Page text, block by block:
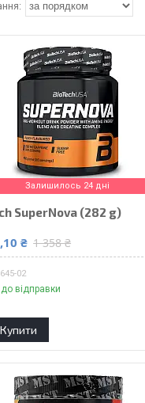
Залишилось 24 дні
SuperNova (282 g)
₴ 1 358 ₴
02
відправки
Купити